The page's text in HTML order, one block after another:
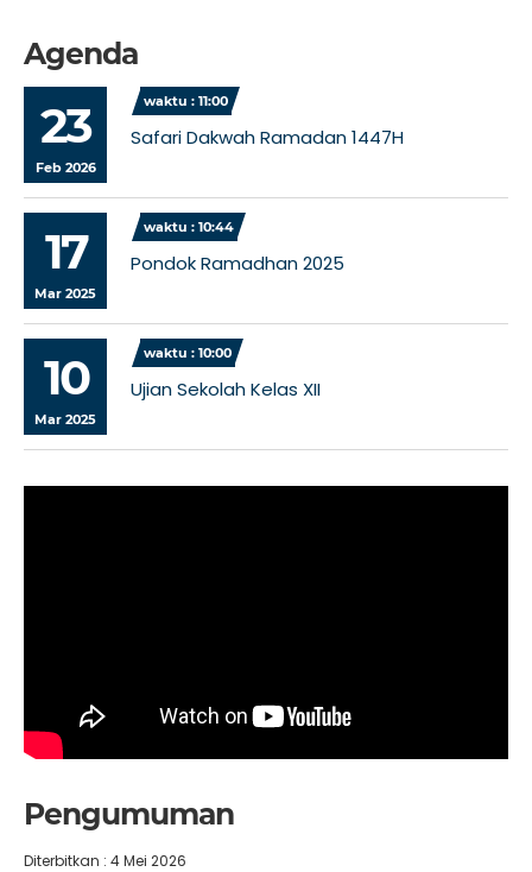
Agenda
23
Feb 2026
waktu : 11:00
Safari Dakwah Ramadan 1447H
17
Mar 2025
waktu : 10:44
Pondok Ramadhan 2025
10
Mar 2025
waktu : 10:00
Ujian Sekolah Kelas XII
Pengumuman
Diterbitkan : 4 Mei 2026